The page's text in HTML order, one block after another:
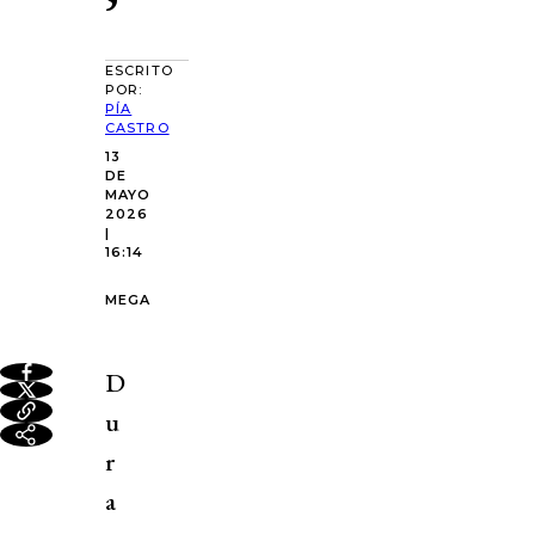
ESCRITO
POR:
PÍA
CASTRO
13
DE
MAYO
2026
|
16:14
MEGA
D
u
r
a